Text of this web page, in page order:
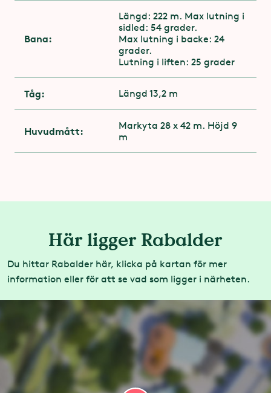
Bana:
Längd: 222 m. Max lutning i
sidled: 54 grader.
Max lutning i backe: 24
grader.
Lutning i liften: 25 grader
Tåg: Längd 13,2 m
Huvudmått:
Markyta 28 x 42 m. Höjd 9
m
Här ligger Rabalder
Du hittar Rabalder här, klicka på kartan för mer
information eller för att se vad som ligger i närheten.